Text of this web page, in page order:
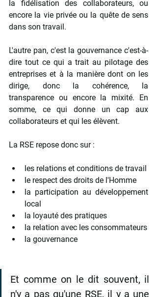
la fidélisation des collaborateurs, ou
encore la vie privée ou la quête de sens
dans son travail.
L'autre pan, c'est la gouvernance c'est-à-
dire tout ce qui a trait au pilotage des
entreprises et à la manière dont on les
dirige, donc la cohérence, la
transparence ou encore la mixité. En
somme, ce qui donne un cap aux
collaborateurs et qui les élèvent.
La RSE repose donc sur :
les relations et conditions de travail
le respect des droits de l'Homme
la participation au développement
local
la loyauté des pratiques
la relation avec les consommateurs
la gouvernance
Et comme on le dit souvent, il
n'y a pas qu'une RSE, il y a une